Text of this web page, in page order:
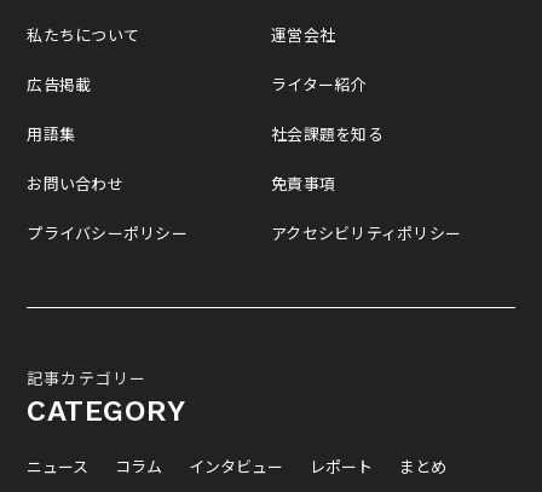
私たちについて
広告掲載
用語集
お問い合わせ
プライバシーポリシー
運営会社
ライター紹介
社会課題を知る
免責事項
アクセシビリティポリシー
記事カテゴリー
CATEGORY
ニュース コラム インタビュー レポート
まとめ